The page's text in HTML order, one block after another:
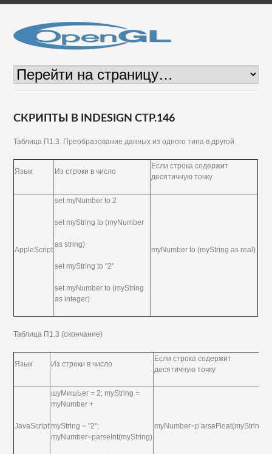
СКРИПТЫ В INDESIGN СТР.146
Таблица П1.3. Преобразование данных из одного типа в другой
Язык Из строки в число
Если строка содержит
десятичную точку
AppleScript
set myNumber to 2
set myString to (myNumber
as string)
set myString to "2"
set myNumber to (myString
as integer)
myNumber to (myString as real)
Таблица П1.3 (окончание)
Язык Из строки в число
Если строка содержит
десятичную точку
JavaScript
шуМишЬег = 2; myString =
myNumber +
myString = "2";
myNumber=parseInt(myString)
myNumber=p’arseFloat(myString);